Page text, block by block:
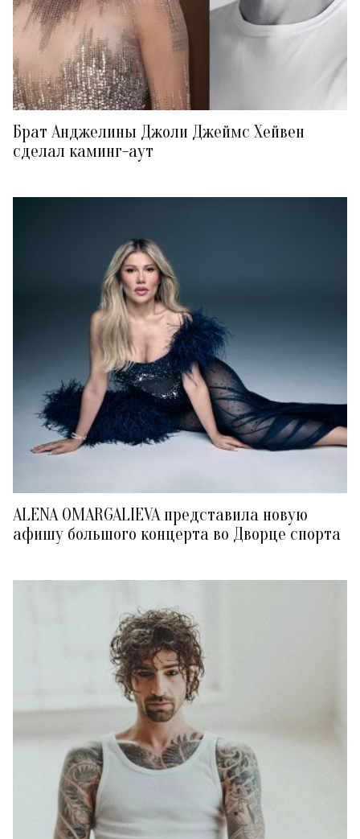
Брат Анджелины Джоли Джеймс Хейвен
сделал каминг-аут
ALENA OMARGALIEVA представила новую
афишу большого концерта во Дворце спорта